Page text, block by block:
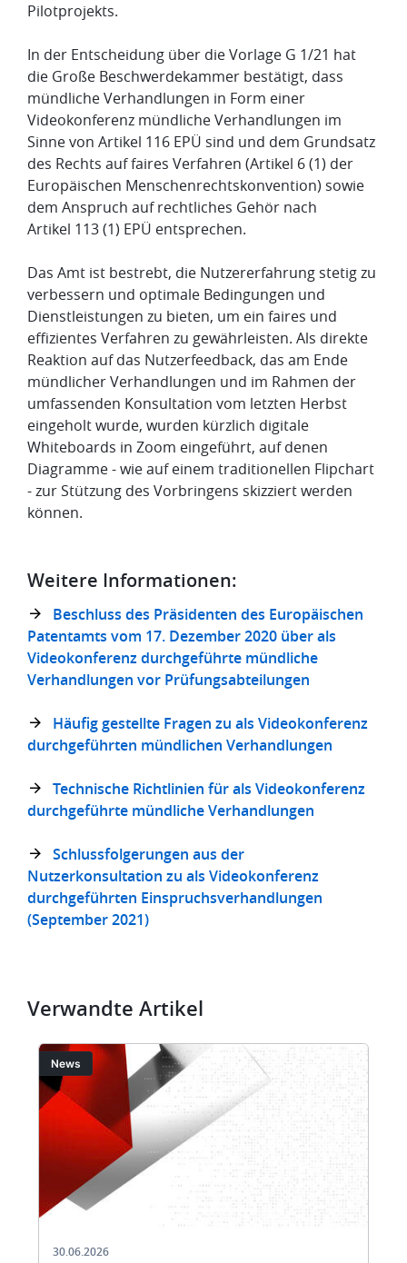
Pilotprojekts.
In der Entscheidung über die Vorlage G 1/21 hat
die Große Beschwerdekammer bestätigt, dass
mündliche Verhandlungen in Form einer
Videokonferenz mündliche Verhandlungen im
Sinne von Artikel 116 EPÜ sind und dem Grundsatz
des Rechts auf faires Verfahren (Artikel 6 (1) der
Europäischen Menschenrechtskonvention) sowie
dem Anspruch auf rechtliches Gehör nach
Artikel 113 (1) EPÜ entsprechen.
Das Amt ist bestrebt, die Nutzererfahrung stetig zu
verbessern und optimale Bedingungen und
Dienstleistungen zu bieten, um ein faires und
effizientes Verfahren zu gewährleisten. Als direkte
Reaktion auf das Nutzerfeedback, das am Ende
mündlicher Verhandlungen und im Rahmen der
umfassenden Konsultation vom letzten Herbst
eingeholt wurde, wurden kürzlich digitale
Whiteboards in Zoom eingeführt, auf denen
Diagramme - wie auf einem traditionellen Flipchart
- zur Stützung des Vorbringens skizziert werden
können.
Weitere Informationen:
Beschluss des Präsidenten des Europäischen
Patentamts vom 17. Dezember 2020 über als
Videokonferenz durchgeführte mündliche
Verhandlungen vor Prüfungsabteilungen
Häufig gestellte Fragen zu als Videokonferenz
durchgeführten mündlichen Verhandlungen
Technische Richtlinien für als Videokonferenz
durchgeführte mündliche Verhandlungen
Schlussfolgerungen aus der
Nutzerkonsultation zu als Videokonferenz
durchgeführten Einspruchsverhandlungen
(September 2021)
Verwandte Artikel
BildNews
30.06.2026